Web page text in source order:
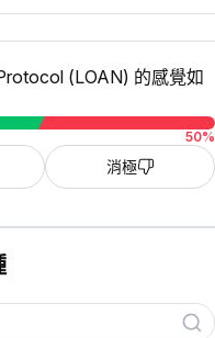
(LOAN) 的感覺如
50%
消極